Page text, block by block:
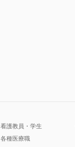
看護教員・学生
各種医療職